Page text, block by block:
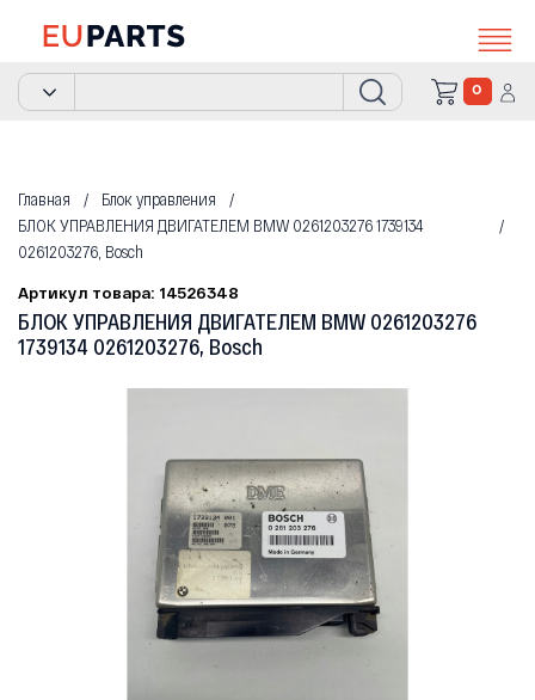
0
Главная
Блок управления
БЛОК УПРАВЛЕНИЯ ДВИГАТЕЛЕМ BMW 0261203276 1739134
0261203276, Bosch
Артикул товара: 14526348
БЛОК УПРАВЛЕНИЯ ДВИГАТЕЛЕМ BMW 0261203276
1739134 0261203276, Bosch